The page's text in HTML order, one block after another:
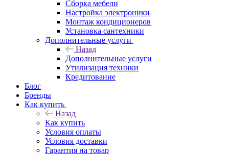
Сборка мебели
Настройка электроники
Монтаж кондиционеров
Установка сантехники
Дополнительные услуги
Назад
Дополнительные услуги
Утилизация техники
Кредитование
Блог
Бренды
Как купить
Назад
Как купить
Условия оплаты
Условия доставки
Гарантия на товар